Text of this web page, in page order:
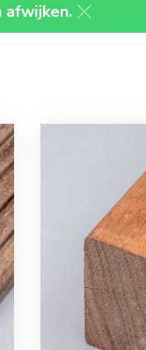
afwijken.